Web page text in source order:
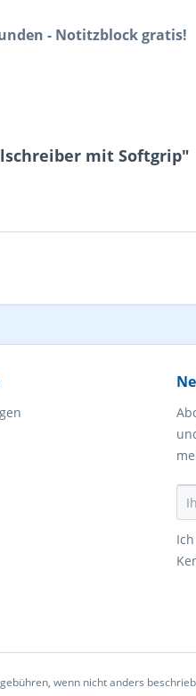
- Notitzblock gratis!
mit Softgrip"
wenn nicht anders